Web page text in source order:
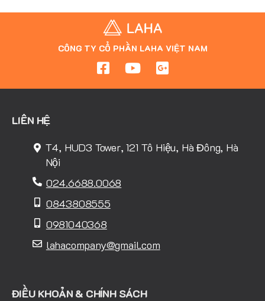
CÔNG TY CỔ PHẦN LAHA VIỆT NAM
LIÊN HỆ
T4, HUD3 Tower, 121 Tô Hiệu, Hà Đông, Hà
Nội
024.6688.0068
0843808555
0981040368
lahacompany@gmail.com
ĐIỀU KHOẢN & CHÍNH SÁCH